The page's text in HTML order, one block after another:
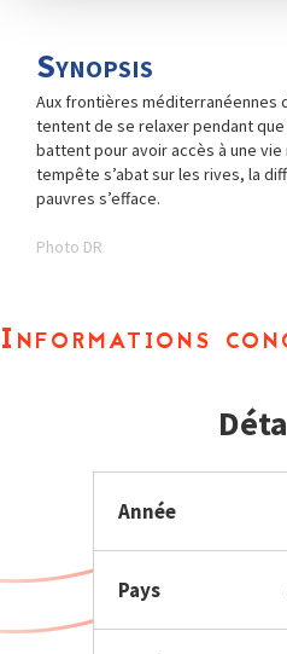
Synopsis
Aux frontières méditerranéennes
tentent de se relaxer pendant
battent pour avoir accès à une vie
tempête s’abat sur les rives, la
pauvres s’efface.
Photo DR
Informations
Année
Pays